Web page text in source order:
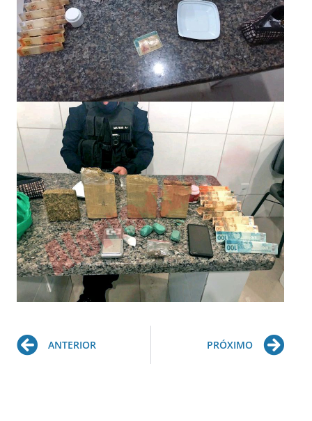
Prev
ANTERIOR PRÓXIMO